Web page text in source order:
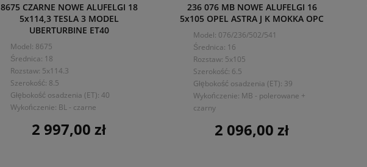
8675 CZARNE NOWE ALUFELGI 18
5x114,3 TESLA 3 MODEL
UBERTURBINE ET40
Model: 8675
Średnica: 18
Rozstaw: 5x114.3
Szerokość: 8.5
Głębokość osadzenia (ET): 40
Wykończenie: BL - czarne
Cena
2 997,00 zł
236 076 MB NOWE ALUFELGI 16
5x105 OPEL ASTRA J K MOKKA OPC
Model: 076/236/502/541
Średnica: 16
Rozstaw: 5x105
Szerokość: 6.5
Głębokość osadzenia (ET): 39
Wykończenie: MB - polerowane +
czarny
Cena
2 096,00 zł